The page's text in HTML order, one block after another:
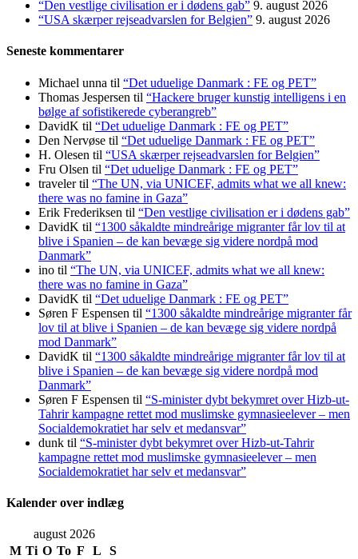
“Den vestlige civilisation er i dødens gab” 9. august 2026
“USA skærper rejseadvarslen for Belgien” 9. august 2026
Seneste kommentarer
Michael unna til “Det uduelige Danmark : FE og PET”
Thomas Jespersen til “Hackere bruger kunstig intelligens i en
bølge af sofistikerede cyberangreb”
DavidK til “Det uduelige Danmark : FE og PET”
Den Nervøse til “Det uduelige Danmark : FE og PET”
H. Olesen til “USA skærper rejseadvarslen for Belgien”
Fru Olsen til “Det uduelige Danmark : FE og PET”
travelertil “The UN, via UNICEF, admits what we all knew:
there was no famine in Gaza”
Erik Frederiksen til “Den vestlige civilisation er i dødens gab”
DavidK til “1300 såkaldte mindreårige migranter får lov til at
blive i Spanien – de kan bevæge sig videre nordpå mod
Danmark”
ino til “The UN, via UNICEF, admits what we all knew:
there was no famine in Gaza”
DavidK til “Det uduelige Danmark : FE og PET”
Søren F Espensen til “1300 såkaldte mindreårige migranter får
lov til at blive i Spanien – de kan bevæge sig videre nordpå
mod Danmark”
DavidK til “1300 såkaldte mindreårige migranter får lov til at
blive i Spanien – de kan bevæge sig videre nordpå mod
Danmark”
Søren F Espensen til “S-minister dybt bekymret over Hizb-ut-
Tahrir kampagne rettet mod muslimske gymnasieelever – men
Socialdemokratiet har selv et medansvar”
dunk til “S-minister dybt bekymret over Hizb-ut-Tahrir
kampagne rettet mod muslimske gymnasieelever – men
Socialdemokratiet har selv et medansvar”
Kalender over indlæg
august 2026
M Ti O To F L
S